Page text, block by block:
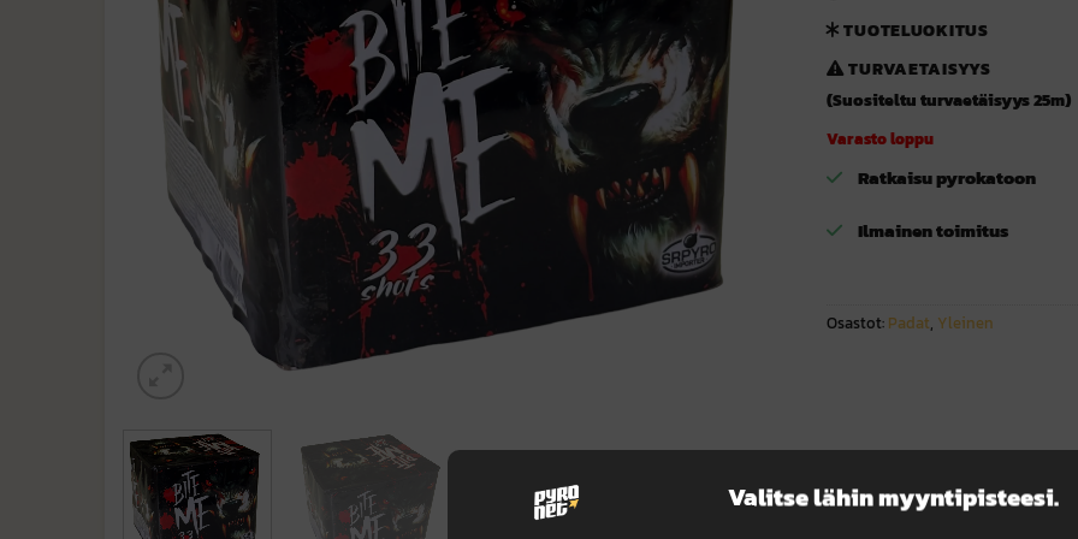
TUOTELUOKITUS
TURVAETAISYYS
(Suositeltu turvaetäisyys 25m)
Varasto loppu
Ratkaisu pyrokatoon
Ilmainen toimitus
Osastot: Padat, Yleinen
Valitse lähin myyntipisteesi.